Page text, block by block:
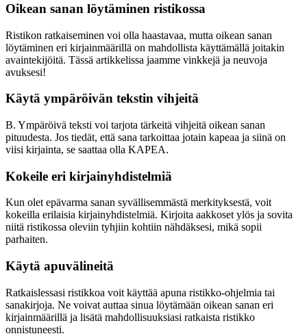
Oikean sanan löytäminen ristikossa
Ristikon ratkaiseminen voi olla haastavaa, mutta oikean sanan
löytäminen eri kirjainmäärillä on mahdollista käyttämällä joitakin
avaintekijöitä. Tässä artikkelissa jaamme vinkkejä ja neuvoja
avuksesi!
Käytä ympäröivän tekstin vihjeitä
B. Ympäröivä teksti voi tarjota tärkeitä vihjeitä oikean sanan
pituudesta. Jos tiedät, että sana tarkoittaa jotain kapeaa ja siinä on
viisi kirjainta, se saattaa olla KAPEA.
Kokeile eri kirjainyhdistelmiä
Kun olet epävarma sanan syvällisemmästä merkityksestä, voit
kokeilla erilaisia kirjainyhdistelmiä. Kirjoita aakkoset ylös ja sovita
niitä ristikossa oleviin tyhjiin kohtiin nähdäksesi, mikä sopii
parhaiten.
Käytä apuvälineitä
Ratkaislessasi ristikkoa voit käyttää apuna ristikko-ohjelmia tai
sanakirjoja. Ne voivat auttaa sinua löytämään oikean sanan eri
kirjainmäärillä ja lisätä mahdollisuuksiasi ratkaista ristikko
onnistuneesti.